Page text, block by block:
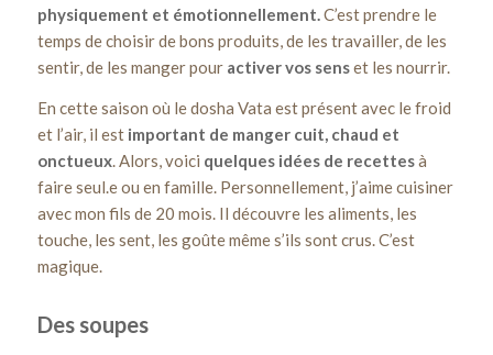
physiquement et émotionnellement.C’est prendre le
temps de choisir de bons produits, de les travailler, de les
sentir, de les manger pour activer vos senset les nourrir.
En cette saison où le dosha Vata est présent avec le froid
et l’air, il est important de manger cuit, chaud et
onctueux. Alors, voici quelques idées de recettesà
faire seul.e ou en famille. Personnellement, j’aime cuisiner
avec mon fils de 20 mois. Il découvre les aliments, les
touche, les sent, les goûte même s’ils sont crus. C’est
magique.
Des soupes